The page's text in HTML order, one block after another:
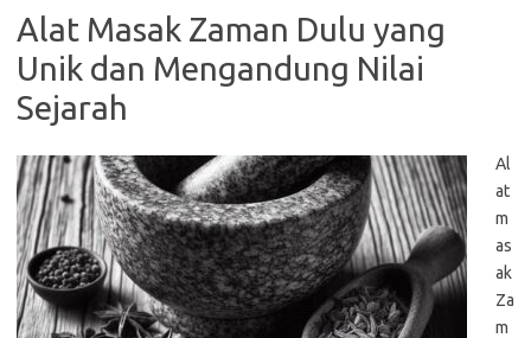
Alat Masak Zaman Dulu yang
Unik dan Mengandung Nilai
Sejarah
Al
at
m
as
ak
Za
m